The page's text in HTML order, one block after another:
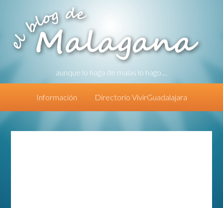
aunque lo haga de malas lo hago....
Información Directorio VivirGuadalajara